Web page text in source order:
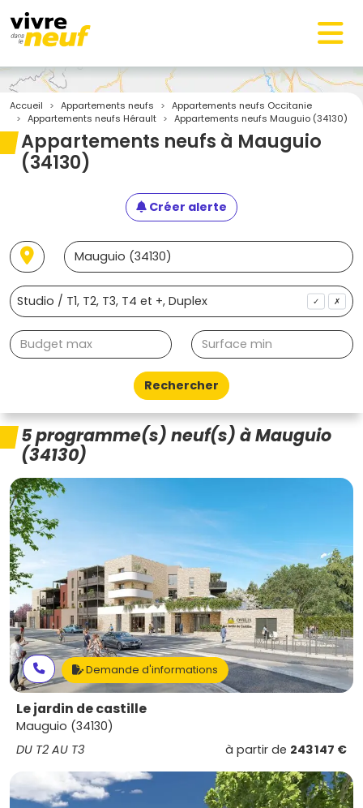
Accueil Appartements neufs
Appartements neufs Occitanie
Appartements neufs Hérault
Appartements neufs Mauguio (34130)
Appartements neufs à Mauguio
(34130)
Créer alerte
✓ ✗
Rechercher
5 programme(s) neuf(s) à Mauguio
(34130)
Demande d'informations
Le jardin de castille
Mauguio (34130)
DU T2 AU T3
à partir de 243 147 €